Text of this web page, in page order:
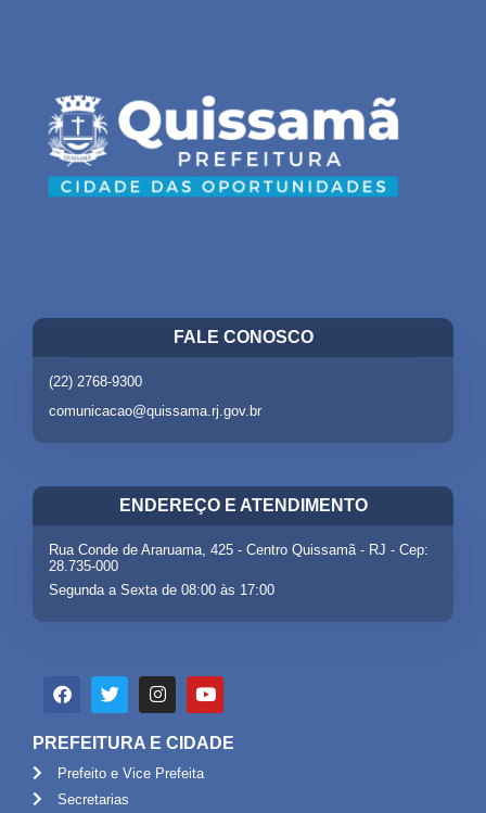
FALE CONOSCO
(22) 2768-9300
comunicacao@quissama.rj.gov.br
ENDEREÇO E ATENDIMENTO
Rua Conde de Araruama, 425 - Centro Quissamã - RJ - Cep:
28.735-000
Segunda a Sexta de 08:00 às 17:00
PREFEITURA E CIDADE
Prefeito e Vice Prefeita
Secretarias